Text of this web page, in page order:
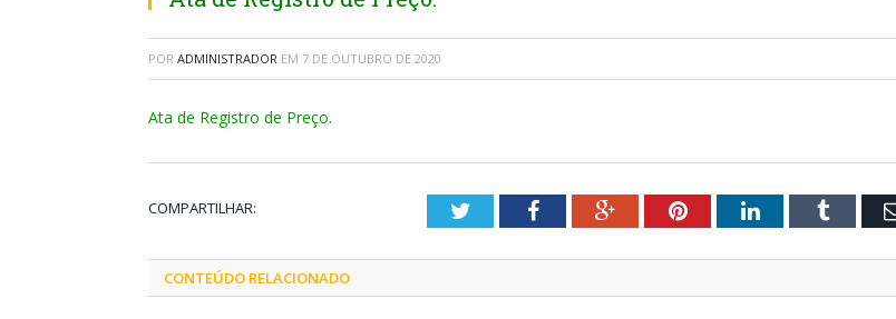
POR ADMINISTRADOR EM 7 DE OUTUBRO DE 2020
Ata de Registro de Preço.
COMPARTILHAR: TwitterFacebookGoogle+PinterestLinkedInTumblr
CONTEÚDO RELACIONADO